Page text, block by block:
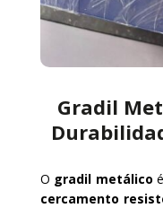
Gradil
O gradil metálico
cercamento